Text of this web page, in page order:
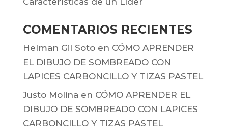
COMENTARIOS RECIENTES
Helman Gil Sotoen CÓMO APRENDER
EL DIBUJO DE SOMBREADO CON
LAPICES CARBONCILLO Y TIZAS PASTEL
Justo Molina en CÓMO APRENDER EL
DIBUJO DE SOMBREADO CON LAPICES
CARBONCILLO Y TIZAS PASTEL